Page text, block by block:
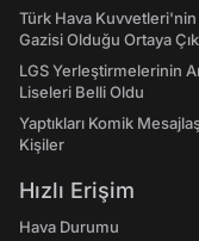
Türk Hava
Gazisi Olduğu Ortaya
LGS Yerleştirmelerinin
Liseleri Belli Oldu
Yaptıkları Komik
Kişiler
Hızlı Erişim
Hava Durumu